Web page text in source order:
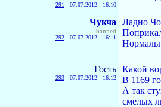
291 - 07.07.2012 - 16:10
Чукча
banned
292 - 07.07.2012 - 16:11
Ладно
Гость
293 - 07.07.2012 - 16:12
Какой
В 1169
А так
смелых